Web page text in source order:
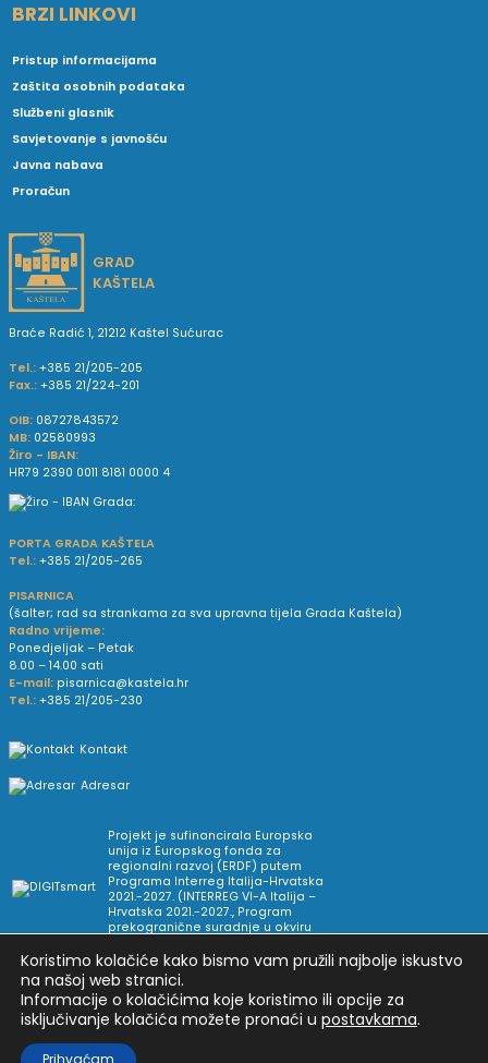
BRZI LINKOVI
Pristup informacijama
Zaštita osobnih podataka
Službeni glasnik
Savjetovanje s javnošću
Javna nabava
Proračun
GRAD
KAŠTELA
Braće Radić 1, 21212 Kaštel Sućurac
Tel.: +385 21/205-205
Fax.: +385 21/224-201
OIB: 08727843572
MB: 02580993
Žiro - IBAN:
HR79 2390 0011 8181 0000 4
PORTA GRADA KAŠTELA
Tel.: +385 21/205-265
PISARNICA
(šalter; rad sa strankama za sva upravna tijela Grada Kaštela)
Radno vrijeme:
Ponedjeljak – Petak
8.00 – 14.00 sati
E-mail: pisarnica@kastela.hr
Tel.: +385 21/205-230
Kontakt
Adresar
Projekt je sufinancirala Europska
unija iz Europskog fonda za
regionalni razvoj (ERDF) putem
Programa Interreg Italija-Hrvatska
2021.-2027. (INTERREG VI-A Italija –
Hrvatska 2021.-2027., Program
prekogranične suradnje u okviru
Arhiva novosti Uvjeti korištenja Impressum
Pravne informacije i pravila privatnosti
Koristimo kolačiće kako bismo vam pružili najbolje iskustvo
na našoj web stranici.
Informacije o kolačićima koje koristimo ili opcije za
isključivanje kolačića možete pronaći u postavkama.
Prihvaćam